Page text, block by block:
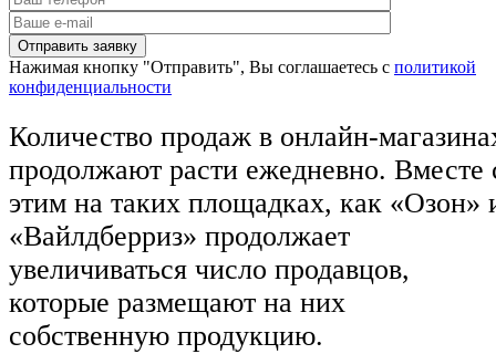
Нажимая кнопку "Отправить", Вы соглашаетесь с политикой
конфиденциальности
Количество продаж в онлайн-
продолжают расти ежедневно. Вместе
этим на таких площадках, как «Озон»
«Вайлдберриз» продолжает
увеличиваться число продавцов,
которые размещают на них
собственную продукцию.